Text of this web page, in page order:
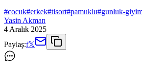
#cocuk#erkek#tisort#pamuklu#gunluk-
Yasin Akman
4 Aralık 2025
Paylaş:f𝕏